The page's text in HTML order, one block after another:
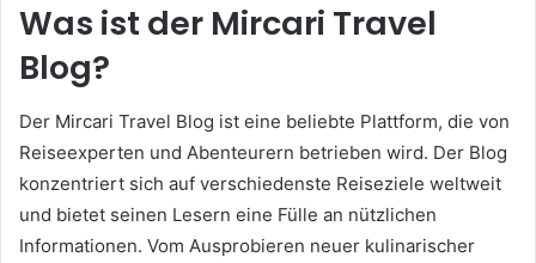
Was ist der Mircari Travel
Blog?
Der Mircari Travel Blog ist eine beliebte Plattform, die von
Reiseexperten und Abenteurern betrieben wird. Der Blog
konzentriert sich auf verschiedenste Reiseziele weltweit
und bietet seinen Lesern eine Fülle an nützlichen
Informationen. Vom Ausprobieren neuer kulinarischer